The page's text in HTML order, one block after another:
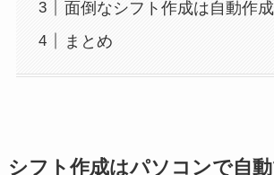
面倒なシフト作成は自動作
まとめ
シフト作成はパソコンで自